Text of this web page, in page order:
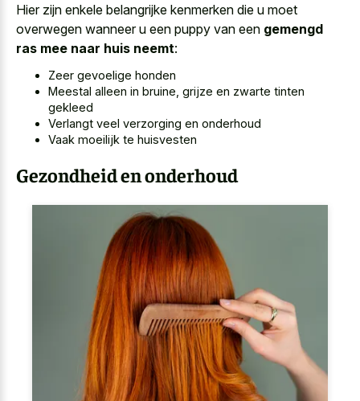
Hier zijn enkele belangrijke kenmerken die u moet
overwegen wanneer u een puppy van een gemengd
ras mee naar huis neemt:
Zeer gevoelige honden
Meestal alleen in bruine, grijze en zwarte tinten
gekleed
Verlangt veel verzorging en onderhoud
Vaak moeilijk te huisvesten
Gezondheid en onderhoud